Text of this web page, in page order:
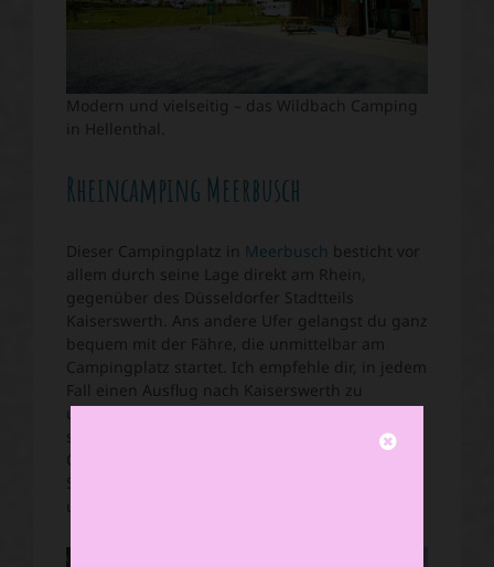
Modern und vielseitig – das Wildbach Camping
in Hellenthal.
Rheincamping Meerbusch
Dieser Campingplatz in Meerbusch besticht vor
allem durch seine Lage direkt am Rhein,
gegenüber des Düsseldorfer Stadtteils
Kaiserswerth. Ans andere Ufer gelangst du ganz
bequem mit der Fähre, die unmittelbar am
Campingplatz startet. Ich empfehle dir, in jedem
Fall einen Ausflug nach Kaiserswerth zu
unternehmen, dir dort die Burganlage und den
schönen Ortskern anzuschauen. Vom
Campingplatz aus kannst du außerdem schöne
Spaziergänge durch die umliegenden Felder
unternehmen.